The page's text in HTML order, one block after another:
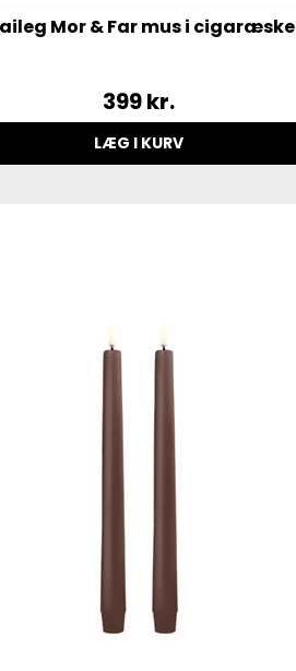
Mor & Far mus i cigaræske
399kr.
LÆG I KURV